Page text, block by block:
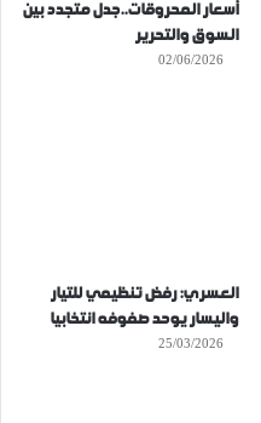
أسعار المحروقات..جدل متجدد بين
السوق والتحرير
02/06/2026
العسري: رفض تنظيمي للتيار
واليسار يوحد صفوفه انتخابيا
25/03/2026